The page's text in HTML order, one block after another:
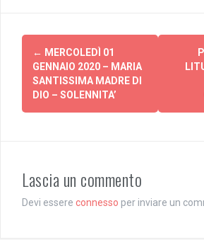
Post
navigation
← MERCOLEDÌ 01
GENNAIO 2020 – MARIA
SANTISSIMA MADRE DI
DIO – SOLENNITA’
Lascia un commento
Devi essere connesso per inviare un